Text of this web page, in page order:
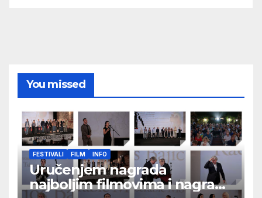
You missed
FESTIVALI FILM INFO
Uručenjem nagrada
najboljim filmovima i nagrade